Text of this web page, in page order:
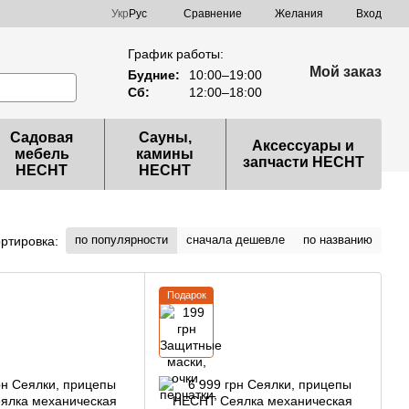
Укр Рус Сравнение Желания Вход
График работы:
Будние:
10:00–19:00
Сб:
12:00–18:00
Мой заказ
Садовая
мебель
HECHT
Сауны,
камины
HECHT
Аксессуары и
запчасти HECHT
по популярности сначала дешевле по названию
Подарок